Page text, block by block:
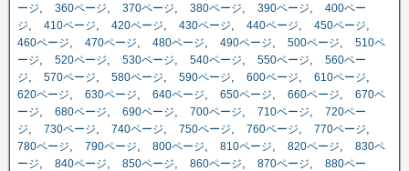
ージ, 360ページ, 370ページ, 380ページ, 390ページ, 400ペー
ジ, 410ページ, 420ページ, 430ページ, 440ページ, 450ページ,
460ページ, 470ページ, 480ページ, 490ページ, 500ページ, 510ペ
ージ, 520ページ, 530ページ, 540ページ, 550ページ, 560ペー
ジ, 570ページ, 580ページ, 590ページ, 600ページ, 610ページ,
620ページ, 630ページ, 640ページ, 650ページ, 660ページ, 670ペ
ージ, 680ページ, 690ページ, 700ページ, 710ページ, 720ペー
ジ, 730ページ, 740ページ, 750ページ, 760ページ, 770ページ,
780ページ, 790ページ, 800ページ, 810ページ, 820ページ, 830ペ
ージ, 840ページ, 850ページ, 860ページ, 870ページ, 880ペー